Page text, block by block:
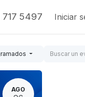
717 5497 Iniciar
AGO